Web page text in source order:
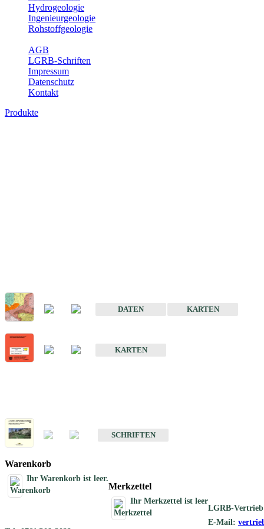
Hydrogeologie
Ingenieurgeologie
Rohstoffgeologie
AGB
LGRB-Schriften
Impressum
Datenschutz
Kontakt
Produkte
DATEN
KARTEN
KARTEN
SCHRIFTEN
Warenkorb
Ihr Warenkorb ist leer.
Merkzettel
Ihr Merkzettel ist leer
LGRB-Vertrieb
E-Mail: